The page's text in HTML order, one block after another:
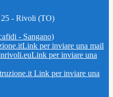
- Rivoli (TO)
- Sangano)
Link per inviare una mail
Link per inviare una
Link per inviare una